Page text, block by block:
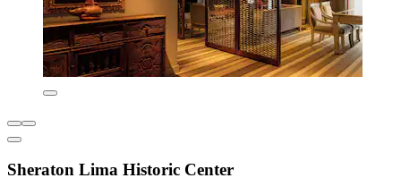
Sheraton Lima Historic Center